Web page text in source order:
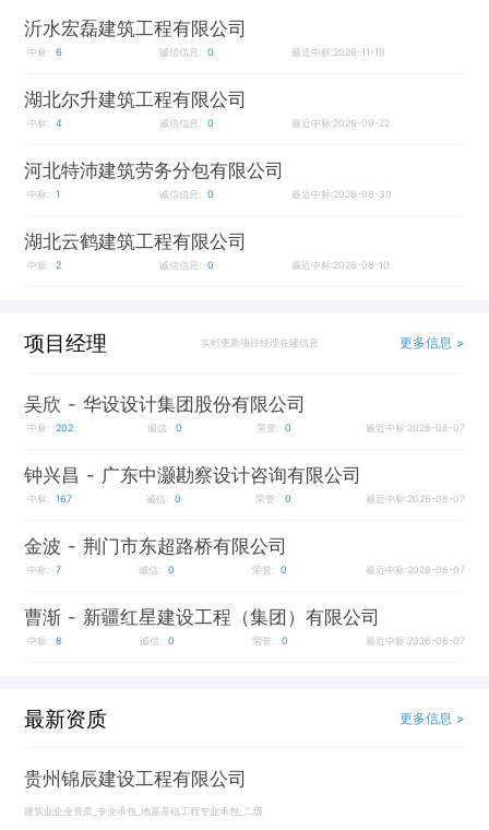
沂水宏磊建筑工程有限公司
中标: 6 诚信信息: 0 最近中标:2026-11-18
湖北尔升建筑工程有限公司
中标: 4 诚信信息: 0 最近中标:2026-09-22
河北特沛建筑劳务分包有限公司
中标: 1 诚信信息: 0 最近中标:2026-08-30
湖北云鹤建筑工程有限公司
中标: 2 诚信信息: 0 最近中标:2026-08-10
项目经理 实时更新项目经理在建信息 更多信息 >
吴欣 - 华设设计集团股份有限公司
中标: 202 诚信: 0 荣誉: 0 最近中标:2026-08-07
钟兴昌 - 广东中灏勘察设计咨询有限公司
中标: 167 诚信: 0 荣誉: 0 最近中标:2026-08-07
金波 - 荆门市东超路桥有限公司
中标: 7 诚信: 0 荣誉: 0 最近中标:2026-08-07
曹渐 - 新疆红星建设工程（集团）有限公司
中标: 8 诚信: 0 荣誉: 0 最近中标:2026-08-07
最新资质 更多信息 >
贵州锦辰建设工程有限公司
建筑业企业资质_专业承包_地基基础工程专业承包_二级